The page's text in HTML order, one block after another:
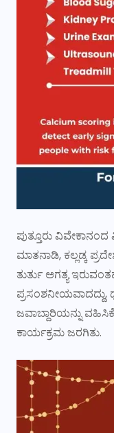
ಪುತ್ತೂರು
ಮಾತನಾಡಿ, ಕಲ್ಲಡ್ಕ
ತುರ್ತು ಅಗತ್ಯ
ಜವಾಬ್ದಾರಿಯನ್ನು
ಕಾರ್ಯಕ್ರಮ ಜರಗಿತು.